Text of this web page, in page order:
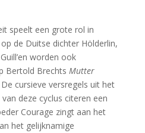
speelt een grote rol in
de Duitse dichter Hölderlin,
worden ook
Bertold Brechts Mutter
cursieve versregels uit het
deze cyclus citeren een
Courage zingt aan het
het gelijknamige